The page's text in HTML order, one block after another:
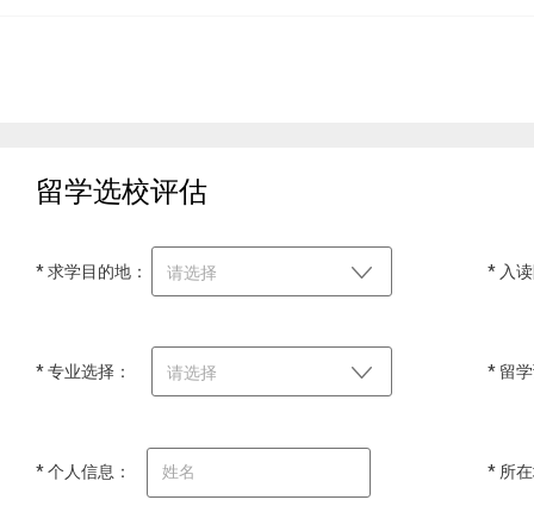
留学选校评估
* 求学目的地： 请选择 * 入
* 专业选择： 请选择 * 留
* 个人信息： * 所